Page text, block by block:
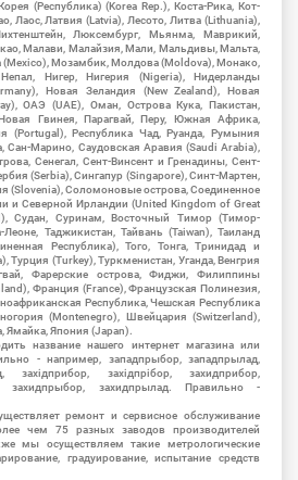
(Республика) (Korea Rep.), Коста-Рика, Кот-
Лаос, Латвия (Latvia), Лесото, Литва (Lithuania),
Люксембург, Мьянма, Маврикий,
Малави, Малайзия, Мали, Мальдивы, Мальта,
Мозамбик, Молдова (Moldova), Монако,
Нигер, Нигерия (Nigeria), Нидерланды
Новая Зеландия (New Zealand), Новая
ОАЭ (UAE), Оман, Острова Кука, Пакистан,
Гвинея, Парагвай, Перу, Южная Африка,
(Portugal), Республика Чад, Руанда, Румыния
Сан-Марино, Саудовская Аравия (Saudi Arabia),
Сенегал, Сент-Винсент и Гренадины, Сент-
(Serbia), Сингапур (Singapore), Синт-Мартен,
(Slovenia), Соломоновые острова, Соединенное
и Северной Ирландии (United Kingdom of Great
Судан, Суринам, Восточный Тимор (Тимор-
Таджикистан, Тайвань (Taiwan), Таиланд
Республика), Того, Тонга, Тринидад и
Турция (Turkey), Туркменистан, Уганда, Венгрия
Фарерские острова, Фиджи, Филиппины
Франция (France), Французская Полинезия,
Республика, Чешская Республика
(Montenegro), Швейцария (Switzerland),
Ямайка, Япония (Japan).
название нашего интернет магазина или
- например, западпрыбор, западпрылад,
західприбор, західпрібор, захидприбор,
захидпрыбор, захидпрылад. Правильно -
ремонт и сервисное обслуживание
чем 75 разных заводов производителей
мы осуществляем такие метрологические
градуирование, испытание средств